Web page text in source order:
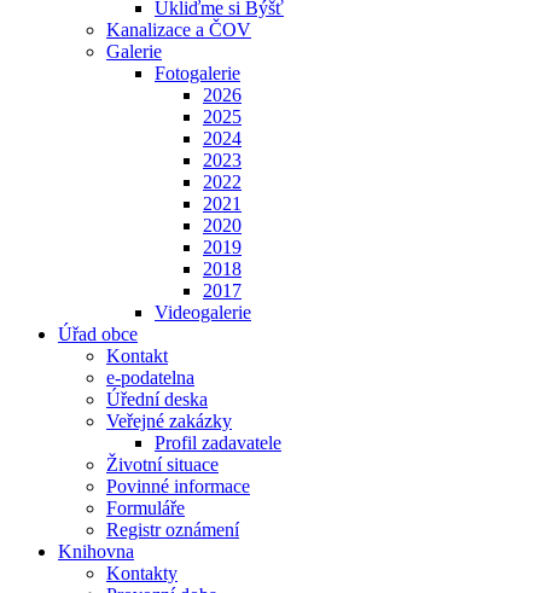
Ukliďme si Býšť
Kanalizace a ČOV
Galerie
Fotogalerie
2026
2025
2024
2023
2022
2021
2020
2019
2018
2017
Videogalerie
Úřad obce
Kontakt
e-podatelna
Úřední deska
Veřejné zakázky
Profil zadavatele
Životní situace
Povinné informace
Formuláře
Registr oznámení
Knihovna
Kontakty